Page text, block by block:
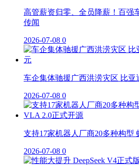
高管薪资归零、全员降薪！百强
传闻
2026-07-08 0
车企集体驰援广西洪涝灾区 比亚
2026-07-08 0
支持17家机器人厂商20多种构型
2026-07-08 0